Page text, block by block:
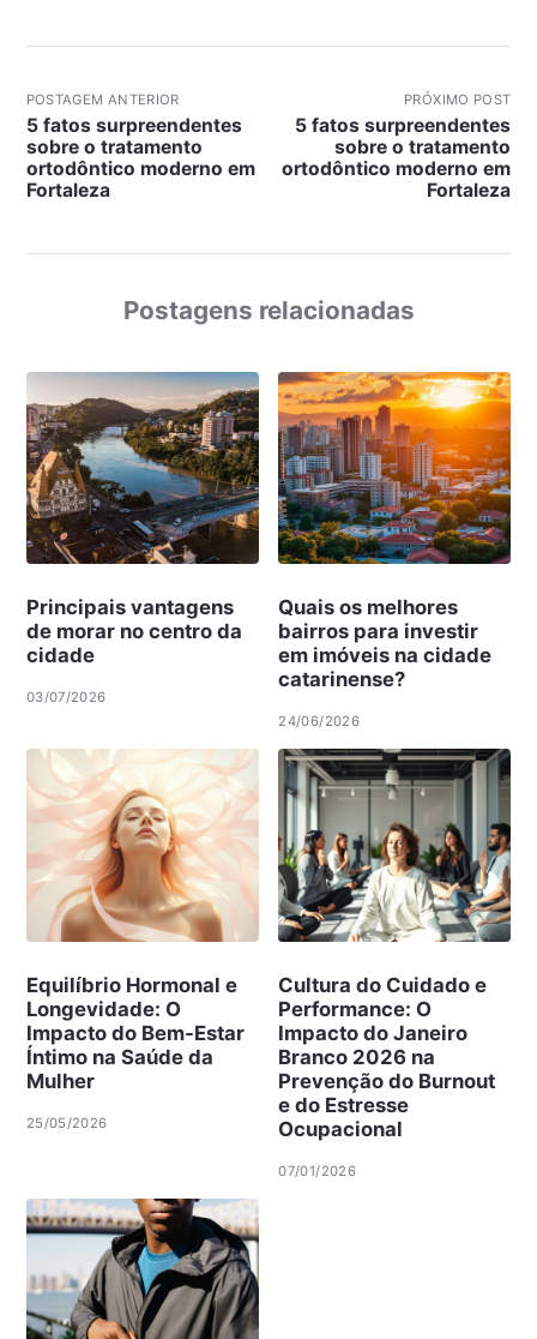
POSTAGEM ANTERIOR
5 fatos surpreendentes
sobre o tratamento
ortodôntico moderno em
Fortaleza
PRÓXIMO POST
5 fatos surpreendentes
sobre o tratamento
ortodôntico moderno em
Fortaleza
Postagens relacionadas
Principais vantagens
de morar no centro da
cidade
03/07/2026
Quais os melhores
bairros para investir
em imóveis na cidade
catarinense?
24/06/2026
Equilíbrio Hormonal e
Longevidade: O
Impacto do Bem-Estar
Íntimo na Saúde da
Mulher
25/05/2026
Cultura do Cuidado e
Performance: O
Impacto do Janeiro
Branco 2026 na
Prevenção do Burnout
e do Estresse
Ocupacional
07/01/2026